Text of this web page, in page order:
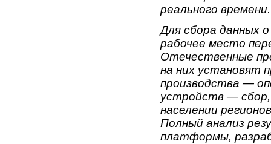
реального времени.
Для сбора данных
рабочее место
Отечественные
на них установят
производства —
устройств — сбор,
населении
Полный анализ
платформы,